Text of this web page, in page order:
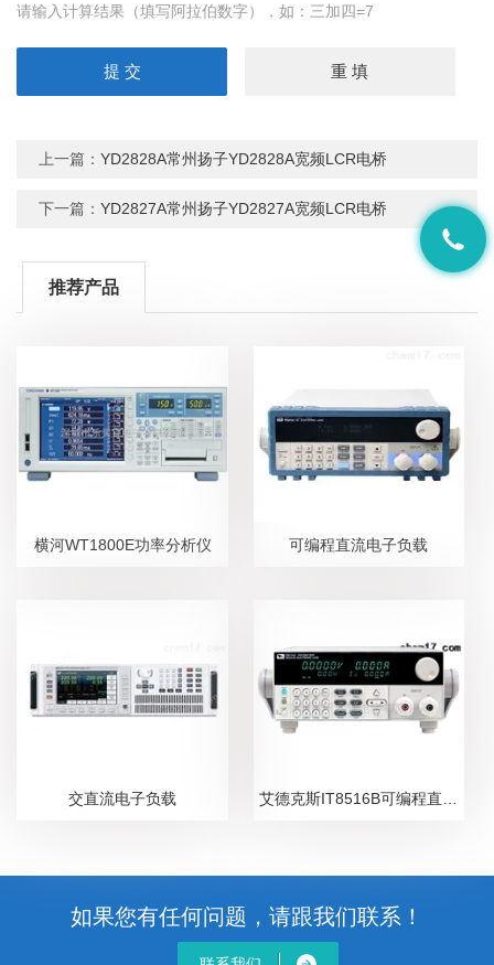
请输入计算结果（填写阿拉伯数字），如：三加四=7
上一篇：YD2828A常州扬子YD2828A宽频LCR电桥
下一篇：YD2827A常州扬子YD2827A宽频LCR电桥
推荐产品
横河WT1800E功率分析仪 可编程直流电子负载
交直流电子负载
如果您有任何问题，请跟我们联系！